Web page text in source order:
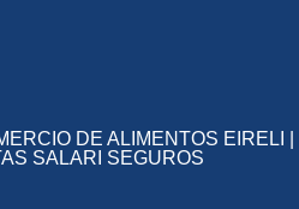
DE ALIMENTOS EIRELI |
SALARI SEGUROS